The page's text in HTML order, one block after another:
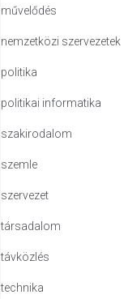
művelődés
nemzetközi szervezetek
politika
politikai informatika
szakirodalom
szemle
szervezet
társadalom
távközlés
technika